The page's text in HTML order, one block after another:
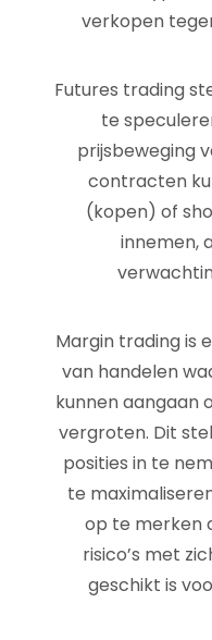
verkopen
Futures trading
te
prijsbeweging
contracten
(kopen) of
innemen,
Margin trading is
van handelen
kunnen aangaan
vergroten. Dit
posities in te
te
op te merken
risico’s met
geschikt is